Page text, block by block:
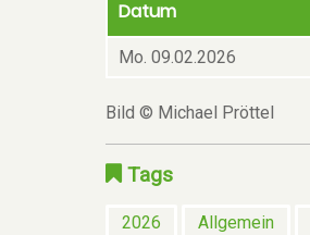
Datum
Mo. 09.02.2026
Bild © Michael Pröttel
Tags
2026 Allgemein